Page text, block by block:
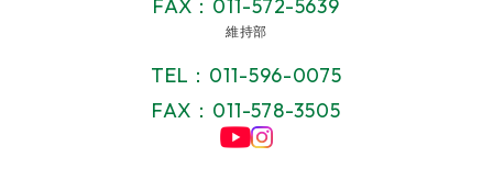
FAX：011-572-5639
維持部
TEL：011-596-0075
FAX：011-578-3505